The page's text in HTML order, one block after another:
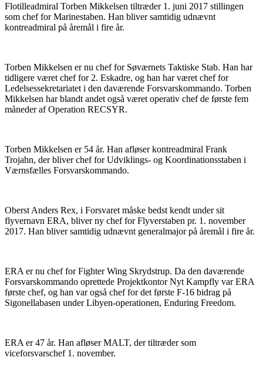
Flotilleadmiral Torben Mikkelsen tiltræder 1. juni 2017 stillingen
som chef for Marinestaben. Han bliver samtidig udnævnt
kontreadmiral på åremål i fire år.
Torben Mikkelsen er nu chef for Søværnets Taktiske Stab. Han har
tidligere været chef for 2. Eskadre, og han har været chef for
Ledelsessekretariatet i den daværende Forsvarskommando. Torben
Mikkelsen har blandt andet også været operativ chef de første fem
måneder af Operation RECSYR.
Torben Mikkelsen er 54 år. Han afløser kontreadmiral Frank
Trojahn, der bliver chef for Udviklings- og Koordinationsstaben i
Værnsfælles Forsvarskommando.
Oberst Anders Rex, i Forsvaret måske bedst kendt under sit
flyvernavn ERA, bliver ny chef for Flyverstaben pr. 1. november
2017. Han bliver samtidig udnævnt generalmajor på åremål i fire år.
ERA er nu chef for Fighter Wing Skrydstrup. Da den daværende
Forsvarskommando oprettede Projektkontor Nyt Kampfly var ERA
første chef, og han var også chef for det første F-16 bidrag på
Sigonellabasen under Libyen-operationen, Enduring Freedom.
ERA er 47 år. Han afløser MALT, der tiltræder som
viceforsvarschef 1. november.